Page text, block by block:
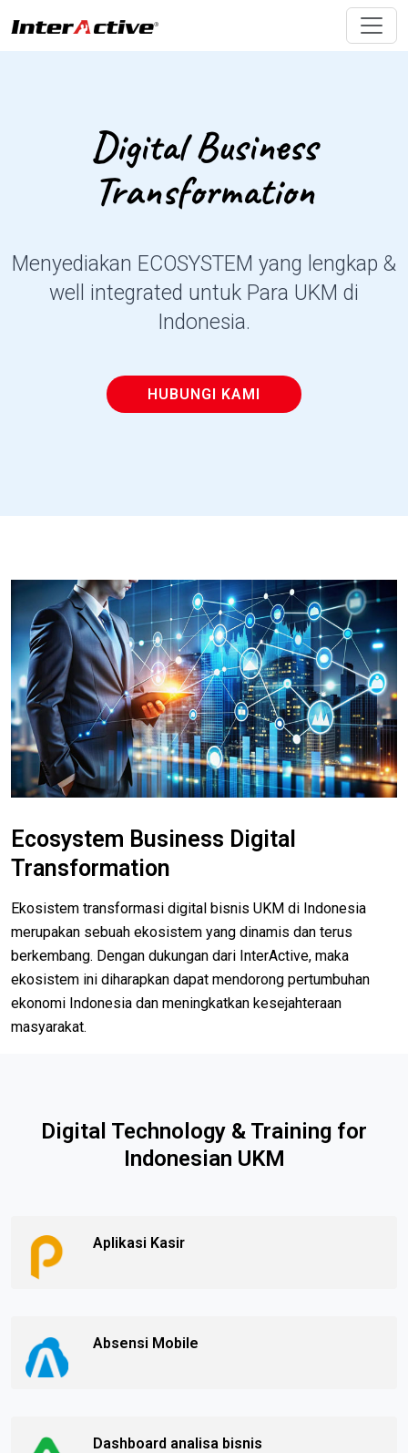
Digital Business
Transformation
Menyediakan ECOSYSTEM yang lengkap &
well integrated untuk Para UKM di
Indonesia.
HUBUNGI KAMI
Ecosystem Business Digital
Transformation
Ekosistem transformasi digital bisnis UKM di Indonesia
merupakan sebuah ekosistem yang dinamis dan terus
berkembang. Dengan dukungan dari InterActive, maka
ekosistem ini diharapkan dapat mendorong pertumbuhan
ekonomi Indonesia dan meningkatkan kesejahteraan
masyarakat.
Digital Technology & Training for
Indonesian UKM
Aplikasi Kasir
Absensi Mobile
Dashboard analisa bisnis